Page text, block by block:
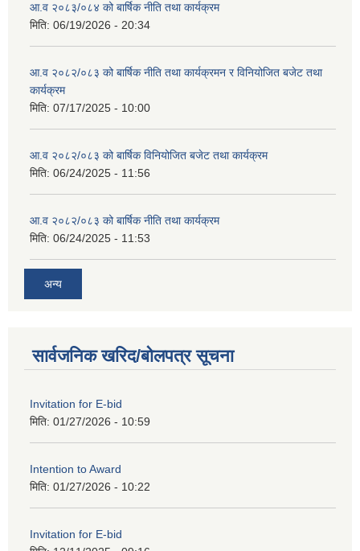
आ.व २०८३/०८४ को बार्षिक नीति तथा कार्यक्रम
मिति: 06/19/2026 - 20:34
आ.व २०८२/०८३ को बार्षिक नीति तथा कार्यक्रमन र विनियोजित बजेट तथा
कार्यक्रम
मिति: 07/17/2025 - 10:00
आ.व २०८२/०८३ को बार्षिक विनियोजित बजेट तथा कार्यक्रम
मिति: 06/24/2025 - 11:56
आ.व २०८२/०८३ को बार्षिक नीति तथा कार्यक्रम
मिति: 06/24/2025 - 11:53
अन्य
सार्वजनिक खरिद/बोलपत्र सूचना
Invitation for E-bid
मिति: 01/27/2026 - 10:59
Intention to Award
मिति: 01/27/2026 - 10:22
Invitation for E-bid